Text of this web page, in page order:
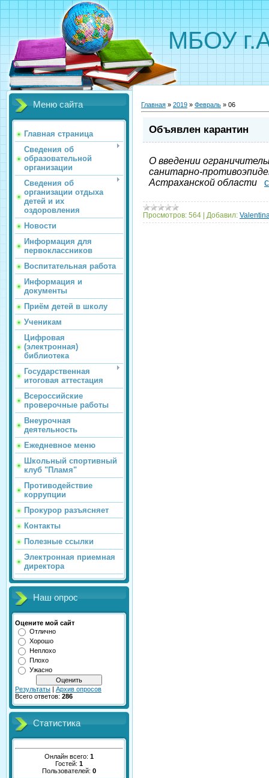
МБОУ
Меню сайта
Главная страница
Сведения об
образовательной
организации
Сведения об
организации отдыха
детей и их
оздоровления
Новости
Информация для
первоклассников
Воспитательная работа
Информация и
документы
Приём детей в школу
Ученикам
Цифровая
(электронная)
библиотека
Государственная
итоговая аттестация
Всероссийские
проверочные работы
Внеурочная
деятельность
Ежедневное меню
Школьный спортивный
клуб "Пламя"
Противодействие
коррупции
Прокурор разъясняет
Контакты
Полезные ссылки
Электронная приемная
директора
Наш опрос
Оцените мой сайт
Отлично
Хорошо
Неплохо
Плохо
Ужасно
Результаты | Архив опросов
Всего ответов: 286
Статистика
Онлайн всего: 1
Гостей: 1
Пользователей: 0
Главная » 2019 » Февраль » 06
Объявлен карантин
О введении
санитарно-
Астраханской области
Просмотров: 564 Добавил: